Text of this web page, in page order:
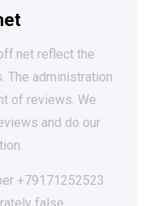
reflect the
The administration
of reviews. We
and do our
+79171252523